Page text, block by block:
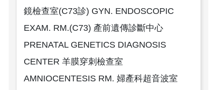
鏡檢查室(C73診) GYN. ENDOSCOPIC
EXAM. RM.(C73) 產前遺傳診斷中心
PRENATAL GENETICS DIAGNOSIS
CENTER 羊膜穿刺檢查室
AMNIOCENTESIS RM. 婦產科超音波室